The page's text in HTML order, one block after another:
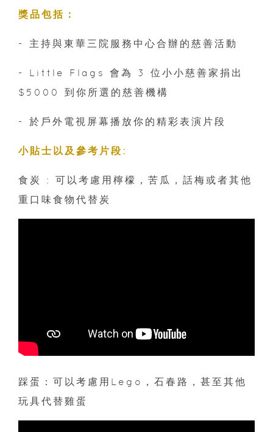
獎品包括：
- 主持與東華三院服務中心合辦的慈善活動
- Little Flags 會為 3 位小小慈善家捐出
$5000 到你所選的慈善機構
- 於戶外電視屏幕播放你的精彩表演片段
小貼士以及參考片段:
食炭 : 可以考慮用檸檬，苦瓜，話梅或者其他
重口味食物代替炭
踩蛋：可以考慮用Lego，石春路，甚至其他
玩具代替雞蛋